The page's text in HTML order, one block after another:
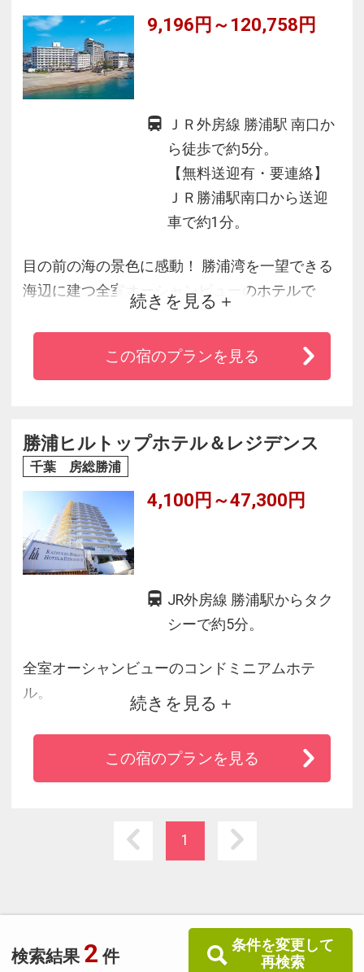
検索結果 2 件
条件を変更して
再検索
9,196円～120,758円
ＪＲ外房線 勝浦駅 南口か
ら徒歩で約5分。
【無料送迎有・要連絡】
ＪＲ勝浦駅南口から送迎
車で約1分。
目の前の海の景色に感動！ 勝浦湾を一望できる
海辺に建つ全室オーシャンビューのホテルで
地上４０メートルにある温泉展望風呂もお楽し
みいただけます。
続きを見る
この宿のプランを見る
勝浦ヒルトップホテル＆レジデンス
千葉 房総勝浦
4,100円～47,300円
JR外房線 勝浦駅からタク
シーで約5分。
全室オーシャンビューのコンドミニアムホテ
ル。
館内に掛け流し温泉浴場＆サウナ、和食レスト
ラン有。
ホテル同等の設備、アメニティで、ホテル以上
客室内と1階ロビーWi-Fi接続無料！
無料駐車場有予約不要（約５０台分先着順）
続きを見る
この宿のプランを見る
1